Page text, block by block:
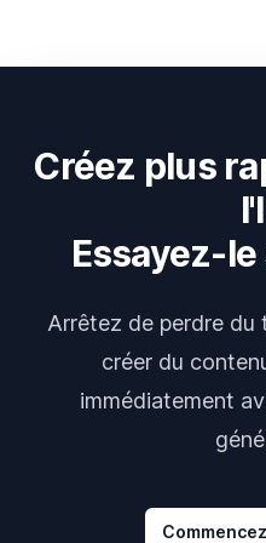
Créez plus
Essayez-
Arrêtez de perdre du
créer du
immédiatement